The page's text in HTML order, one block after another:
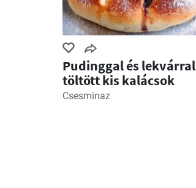
Pudinggal és lekvárral
töltött kis kalácsok
Csesminaz